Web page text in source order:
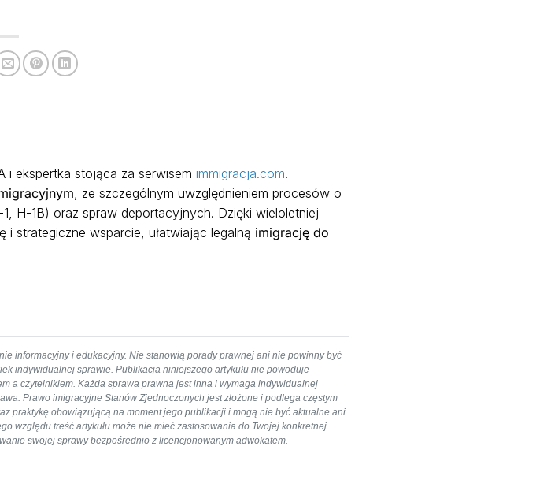
i ekspertka stojąca za serwisem immigracja.com.
, ze szczególnym uwzględnieniem procesów o
H-1B) oraz spraw deportacyjnych. Dzięki wieloletniej
strategiczne wsparcie, ułatwiając legalną imigrację do
informacyjny i edukacyjny. Nie stanowią porady prawnej ani nie powinny być
indywidualnej sprawie. Publikacja niniejszego artykułu nie powoduje
a czytelnikiem. Każda sprawa prawna jest inna i wymaga indywidualnej
Prawo imigracyjne Stanów Zjednoczonych jest złożone i podlega częstym
praktykę obowiązującą na moment jego publikacji i mogą nie być aktualne ani
względu treść artykułu może nie mieć zastosowania do Twojej konkretnej
swojej sprawy bezpośrednio z licencjonowanym adwokatem.